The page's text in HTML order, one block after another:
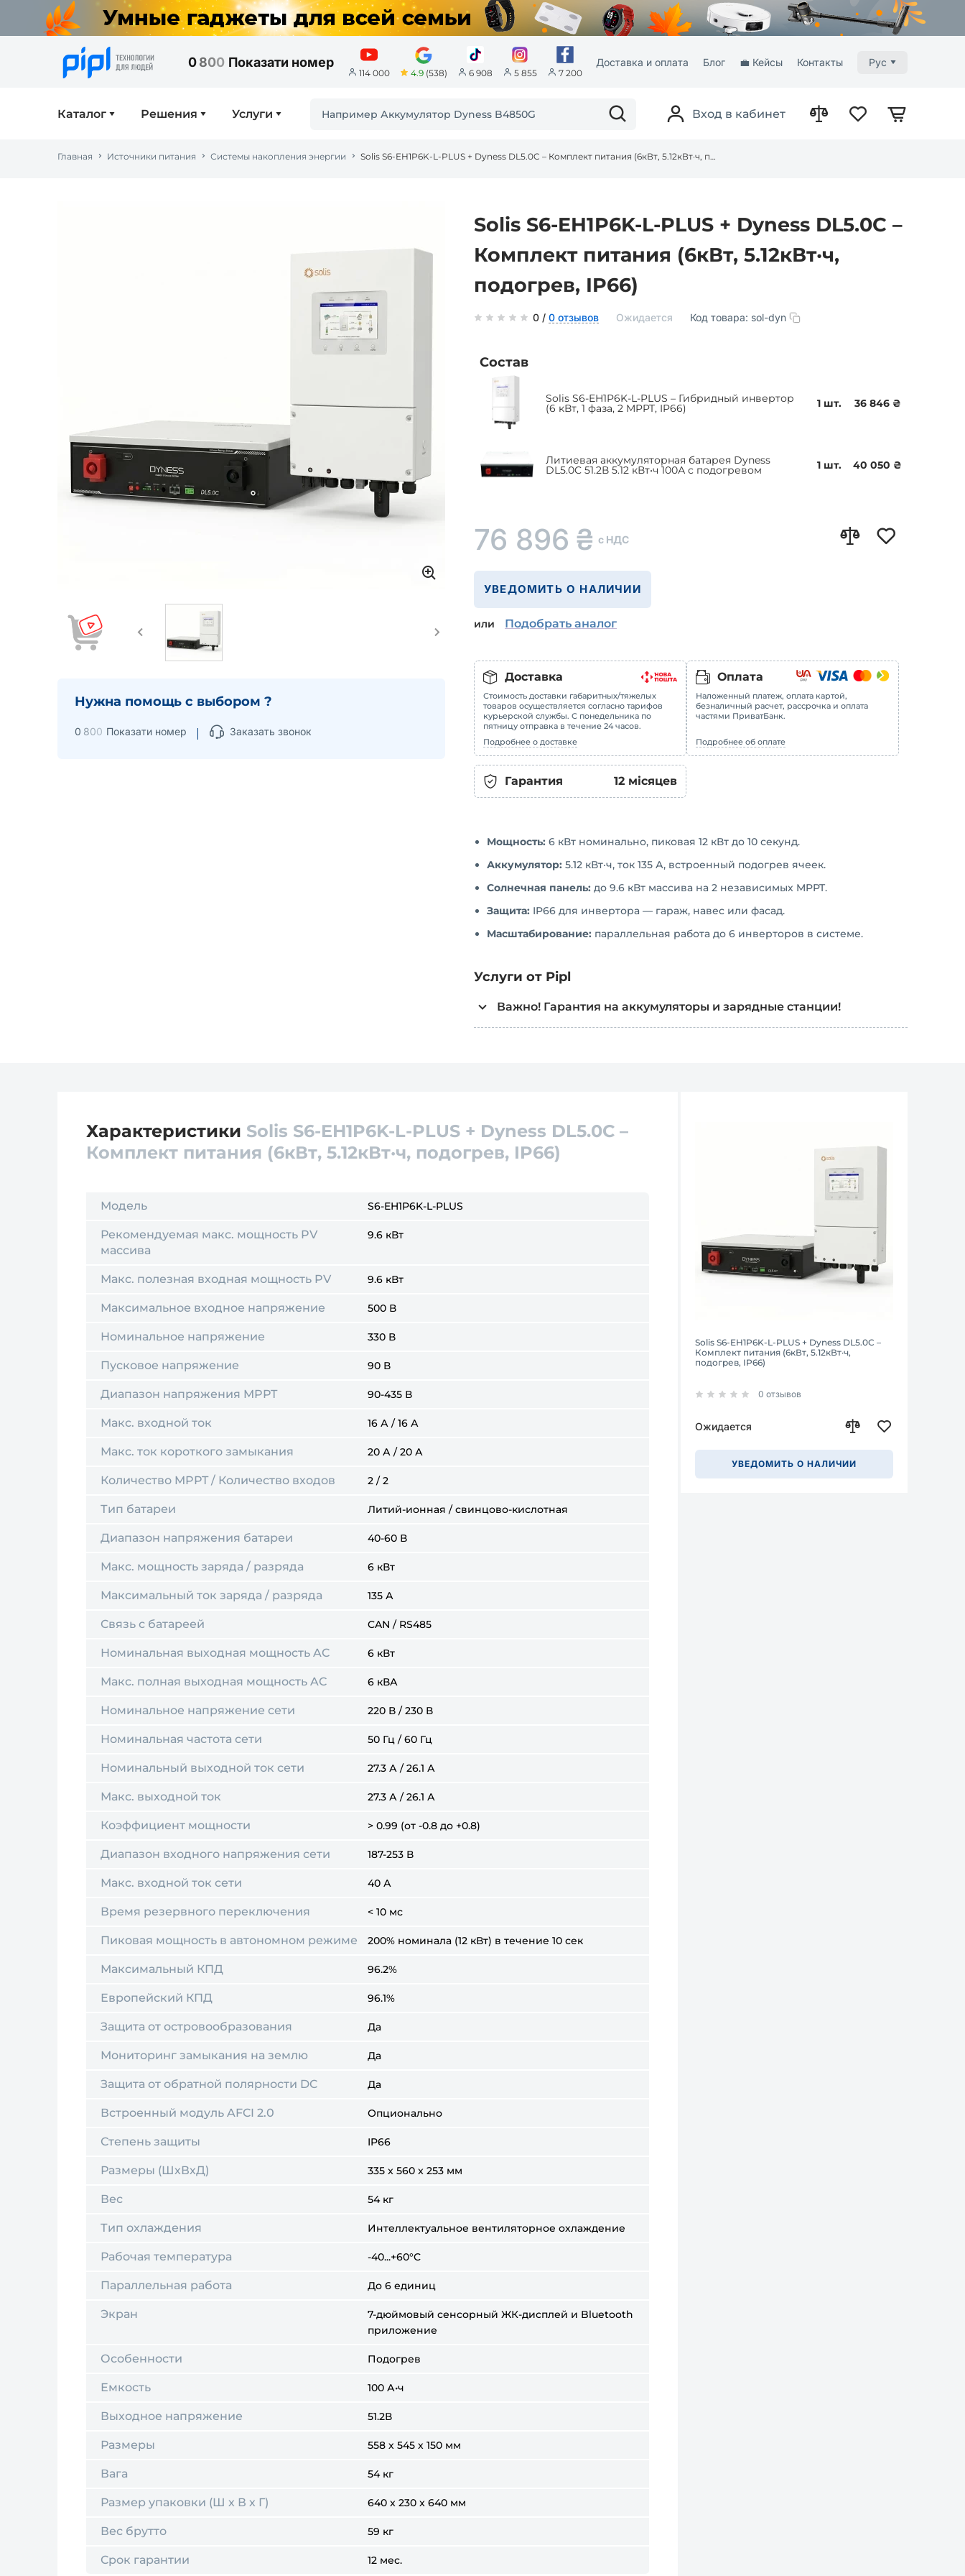
0800 Показати номер
114 000 4.9 (538) 6 908 5 855 7 200
Доставка и оплата Блог 💼 Кейсы Контакты Рус
Каталог Решения Услуги Вход в кабинет
Главная Источники питания Системы накопления энергии Solis S6-EH1P6K-L-PLUS + Dyness DL5.0C – Комплект питания (6кВт, 5.12кВт·ч, подогрев, IP66)
Нужна помощь с выбором ?
0 800 Показати номер Заказать звонок
Solis S6-EH1P6K-L-PLUS + Dyness DL5.0C –
Комплект питания (6кВт, 5.12кВт·ч,
подогрев, IP66)
0 / 0 отзывов Ожидается Код товара: sol-dyn
Состав
Solis S6-EH1P6K-L-PLUS – Гибридный инвертор
(6 кВт, 1 фаза, 2 MPPT, IP66) 1 шт. 36 846 ₴
Литиевая аккумуляторная батарея Dyness
DL5.0C 51.2В 5.12 кВт•ч 100А с подогревом 1 шт. 40 050 ₴
76 896 ₴ с НДС
УВЕДОМИТЬ О НАЛИЧИИ
или Подобрать аналог
Доставка
Стоимость доставки габаритных/тяжелых
товаров осуществляется согласно тарифов
курьерской службы. С понедельника по
пятницу отправка в течение 24 часов.
Подробнее о доставке
Оплата
Наложенный платеж, оплата картой,
безналичный расчет, рассрочка и оплата
частями ПриватБанк.
Подробнее об оплате
Гарантия 12 місяцев
Мощность: 6 кВт номинально, пиковая 12 кВт до 10 секунд.
Аккумулятор: 5.12 кВт·ч, ток 135 А, встроенный подогрев ячеек.
Солнечная панель: до 9.6 кВт массива на 2 независимых MPPT.
Защита: IP66 для инвертора — гараж, навес или фасад.
Масштабирование: параллельная работа до 6 инверторов в системе.
Услуги от Pipl
Важно! Гарантия на аккумуляторы и зарядные станции!
начали им пользоваться, это - товар который был в пользовании и
согласно правилу пользования и обмена товаров, такая батарея
возвратуне подлежит
Поэтому прежде чем распаковывать и устанавливать аккумулятор
в оборудование (подсоединять клеммы) - убедитесь, что он
Характеристики Solis S6-EH1P6K-L-PLUS + Dyness DL5.0C –
Комплект питания (6кВт, 5.12кВт·ч, подогрев, IP66)
Модель S6-EH1P6K-L-PLUS
Рекомендуемая макс. мощность PV
массива
9.6 кВт
Макс. полезная входная мощность PV 9.6 кВт
Максимальное входное напряжение 500 В
Номинальное напряжение 330 В
Пусковое напряжение 90 В
Диапазон напряжения MPPT 90-435 В
Макс. входной ток 16 А / 16 А
Макс. ток короткого замыкания 20 А / 20 А
Количество MPPT / Количество входов 2 / 2
Тип батареи Литий-ионная / свинцово-кислотная
Диапазон напряжения батареи 40-60 В
Макс. мощность заряда / разряда 6 кВт
Максимальный ток заряда / разряда 135 А
Связь с батареей CAN / RS485
Номинальная выходная мощность AC 6 кВт
Макс. полная выходная мощность AC 6 кВА
Номинальное напряжение сети 220 В / 230 В
Номинальная частота сети 50 Гц / 60 Гц
Номинальный выходной ток сети 27.3 А / 26.1 А
Макс. выходной ток 27.3 А / 26.1 А
Коэффициент мощности > 0.99 (от -0.8 до +0.8)
Диапазон входного напряжения сети 187-253 В
Макс. входной ток сети 40 А
Время резервного переключения < 10 мс
Пиковая мощность в автономном режиме 200% номинала (12 кВт) в течение 10 сек
Максимальный КПД 96.2%
Европейский КПД 96.1%
Защита от островообразования Да
Мониторинг замыкания на землю Да
Защита от обратной полярности DC Да
Встроенный модуль AFCI 2.0 Опционально
Степень защиты IP66
Размеры (ШхВхД) 335 x 560 x 253 мм
Вес 54 кг
Тип охлаждения Интеллектуальное вентиляторное охлаждение
Рабочая температура -40...+60°C
Параллельная работа До 6 единиц
Экран
7-дюймовый сенсорный ЖК-дисплей и Bluetooth
приложение
Особенности Подогрев
Емкость 100 А•ч
Выходное напряжение 51.2В
Размеры 558 х 545 х 150 мм
Вага 54 кг
Размер упаковки (Ш х В х Г) 640 x 230 x 640 мм
Вес брутто 59 кг
Срок гарантии 12 мес.
Solis S6-EH1P6K-L-PLUS + Dyness DL5.0C –
Комплект питания (6кВт, 5.12кВт·ч,
подогрев, IP66)
0 отзывов
Ожидается
УВЕДОМИТЬ О НАЛИЧИИ